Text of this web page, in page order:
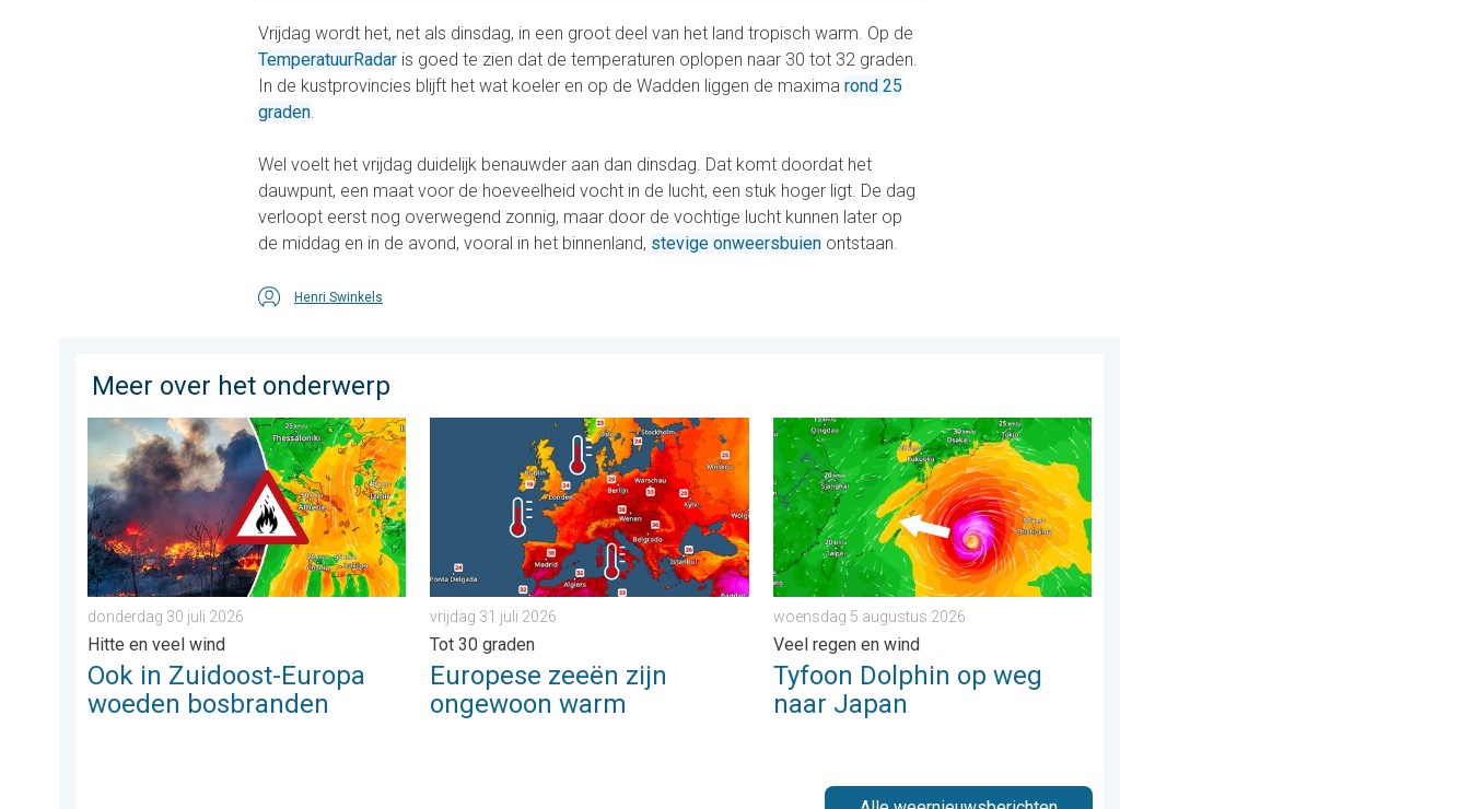
Vrijdag wordt het, net als dinsdag, in een groot deel van het land tropisch warm. Op de
TemperatuurRadar is goed te zien dat de temperaturen oplopen naar 30 tot 32 graden.
In de kustprovincies blijft het wat koeler en op de Wadden liggen de maxima rond 25
graden.
Wel voelt het vrijdag duidelijk benauwder aan dan dinsdag. Dat komt doordat het
dauwpunt, een maat voor de hoeveelheid vocht in de lucht, een stuk hoger ligt. De dag
verloopt eerst nog overwegend zonnig, maar door de vochtige lucht kunnen later op
de middag en in de avond, vooral in het binnenland, stevige onweersbuien ontstaan.
Henri Swinkels
Meer over het onderwerp
Ook in Zuidoost-Europa woeden bosbranden. Hitte en veel wind. . . donderdag 30 juli 2026
donderdag 30 juli 2026
Hitte en veel wind
Ook in Zuidoost-Europa
woeden bosbranden
Europese zeeën zijn ongewoon warm. Tot 30 graden. . . vrijdag 31 juli 2026
vrijdag 31 juli 2026
Tot 30 graden
Europese zeeën zijn
ongewoon warm
Tyfoon Dolphin op weg naar Japan. Veel regen en wind. . . woensdag 5 augustus 2026
woensdag 5 augustus 2026
Veel regen en wind
Tyfoon Dolphin op weg
naar Japan